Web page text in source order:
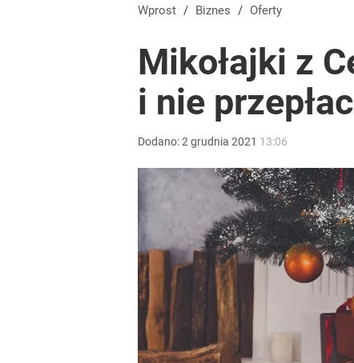
Wielkie pieniądze w Eurojackpot. Polak zgarnął
Blisko 200 tys. takich aktów w rok. Polacy
Tajemnica paragonów grozy. Tak restauratorzy
Wprost / Biznes / Oferty
Mikołajki z
i nie
Dodano:2 grudnia 2021 13:06